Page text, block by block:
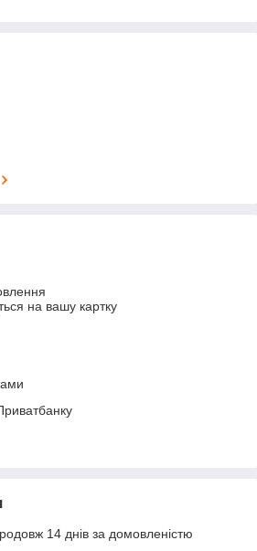
на вашу картку
14 днів за домовленістю